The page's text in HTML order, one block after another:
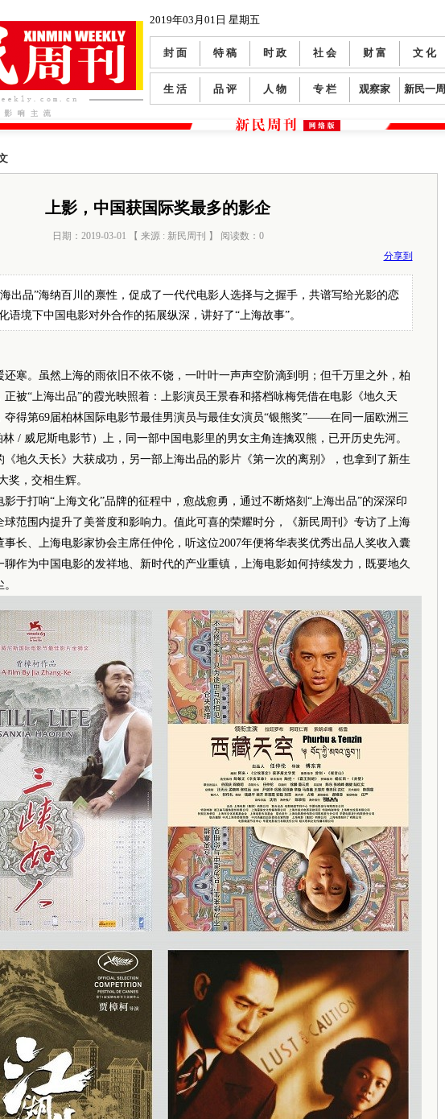
2019年03月01日 星期五
封 面 特 稿 时 政 社 会 财 富 文 化
生 活 品 评 人 物 专 栏 观察家 新民一周
上影，中国获国际奖最多的影企
日期：2019-03-01 【 来源 : 新民周刊 】 阅读数： 0
分享到
出品”海纳百川的禀性，促成了一代代电影人选择与之握手，共谱写给光影的恋
语境下中国电影对外合作的拓展纵深，讲好了“上海故事”。
。虽然上海的雨依旧不依不饶，一叶叶一声声空阶滴到明；但千万里之外，柏
被“上海出品”的霞光映照着：上影演员王景春和搭档咏梅凭借在电影《地久天
夺得第69届柏林国际电影节最佳男演员与最佳女演员“银熊奖”——在同一届欧洲三
/ 威尼斯电影节）上，同一部中国电影里的男女主角连擒双熊，已开历史先河。
《地久天长》大获成功，另一部上海出品的影片《第一次的离别》，也拿到了新生
奖，交相生辉。
打响“上海文化”品牌的征程中，愈战愈勇，通过不断烙刻“上海出品”的深深印
球范围内提升了美誉度和影响力。值此可喜的荣耀时分，《新民周刊》专访了上海
事长、上海电影家协会主席任仲伦，听这位2007年便将华表奖优秀出品人奖收入囊
聊作为中国电影的发祥地、新时代的产业重镇，上海电影如何持续发力，既要地久